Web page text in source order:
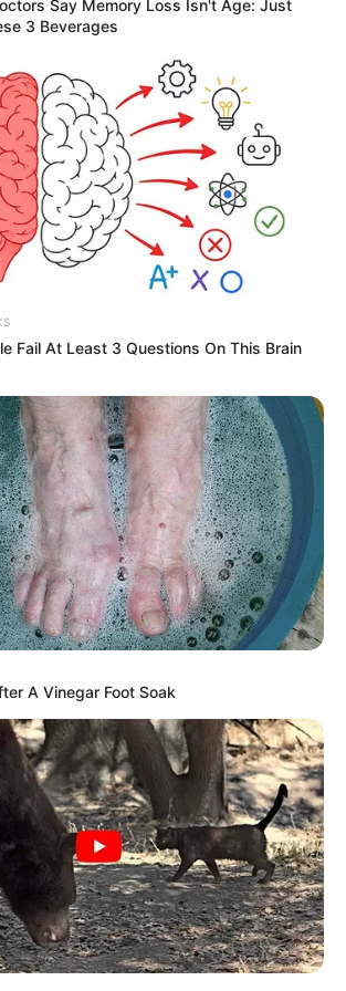
e bicicletas para ACS e ACE: veja o
a passo para conseguir o benefício.
185 continua travado na Câmara dos
por erro em seu texto.
e ACE: celetista, estatutário ou
precário — entenda o que muda
seu bolso e na sua carreira.
NOS ÚLTIMOS 30 DIAS
realiza a maior entrega de
aos Agentes de Saúde da
visitas que nunca aconteceram.
lote da restituição do IR paga
4,61 bilhões para 2,7 milhões de
de Saúde é indiciada por
visitas que nunca aconteceram.
Say Memory Loss Isn't Age: Just
3 Beverages
Fail At Least 3 Questions On This Brain
A Vinegar Foot Soak